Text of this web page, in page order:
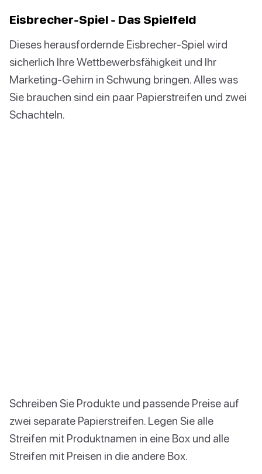
Eisbrecher-Spiel - Das Spielfeld
Dieses herausfordernde Eisbrecher-Spiel wird
sicherlich Ihre Wettbewerbsfähigkeit und Ihr
Marketing-Gehirn in Schwung bringen. Alles was
Sie brauchen sind ein paar Papierstreifen und zwei
Schachteln.
Schreiben Sie Produkte und passende Preise auf
zwei separate Papierstreifen. Legen Sie alle
Streifen mit Produktnamen in eine Box und alle
Streifen mit Preisen in die andere Box.